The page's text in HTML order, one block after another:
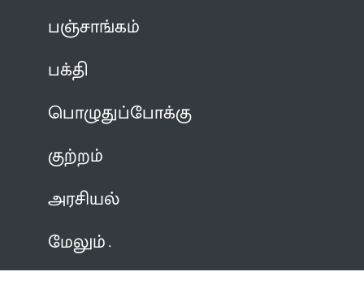
பஞ்சாங்கம்
பக்தி
பொழுதுப்போக்கு
குற்றம்
அரசியல்
மேலும்